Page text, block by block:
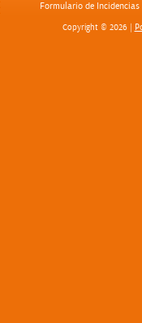
Formulario de Incidencias
Copyright © 2026 |